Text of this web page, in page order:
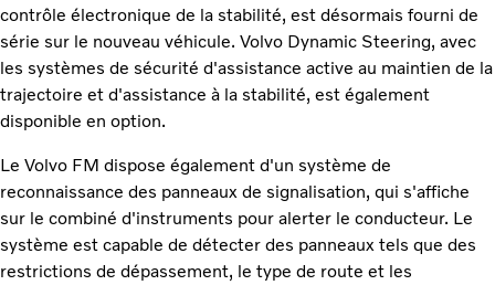
contrôle électronique de la stabilité, est désormais fourni de
série sur le nouveau véhicule. Volvo Dynamic Steering, avec
les systèmes de sécurité d'assistance active au maintien de la
trajectoire et d'assistance à la stabilité, est également
disponible en option.
Le Volvo FM dispose également d'un système de
reconnaissance des panneaux de signalisation, qui s'affiche
sur le combiné d'instruments pour alerter le conducteur. Le
système est capable de détecter des panneaux tels que des
restrictions de dépassement, le type de route et les